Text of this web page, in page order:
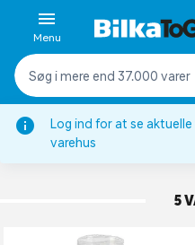
Log ind for at se
varehus
Menu
Glas
SHOTGLAS
5